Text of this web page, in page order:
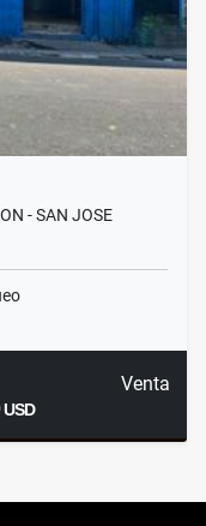
- SAN JOSE
Venta
USD